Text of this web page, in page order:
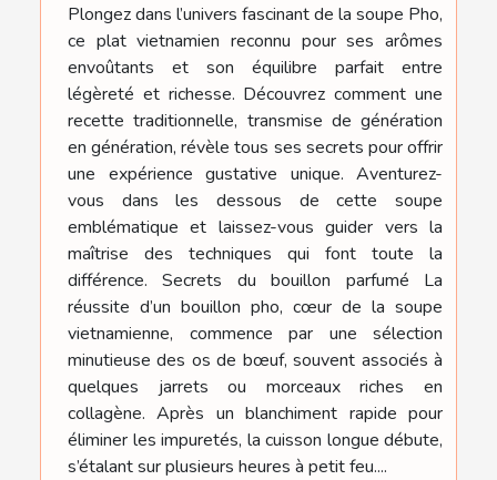
Plongez dans l’univers fascinant de la soupe Pho,
ce plat vietnamien reconnu pour ses arômes
envoûtants et son équilibre parfait entre
légèreté et richesse. Découvrez comment une
recette traditionnelle, transmise de génération
en génération, révèle tous ses secrets pour offrir
une expérience gustative unique. Aventurez-
vous dans les dessous de cette soupe
emblématique et laissez-vous guider vers la
maîtrise des techniques qui font toute la
différence. Secrets du bouillon parfumé La
réussite d’un bouillon pho, cœur de la soupe
vietnamienne, commence par une sélection
minutieuse des os de bœuf, souvent associés à
quelques jarrets ou morceaux riches en
collagène. Après un blanchiment rapide pour
éliminer les impuretés, la cuisson longue débute,
s’étalant sur plusieurs heures à petit feu....